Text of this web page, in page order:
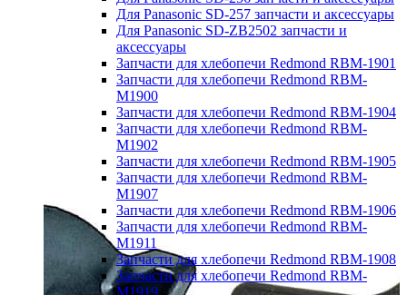
Для Panasonic SD-257 запчасти и аксессуары
Для Panasonic SD-ZB2502 запчасти и
аксессуары
Запчасти для хлебопечи Redmond RBM-1901
Запчасти для хлебопечи Redmond RBM-
M1900
Запчасти для хлебопечи Redmond RBM-1904
Запчасти для хлебопечи Redmond RBM-
M1902
Запчасти для хлебопечи Redmond RBM-1905
Запчасти для хлебопечи Redmond RBM-
M1907
Запчасти для хлебопечи Redmond RBM-1906
Запчасти для хлебопечи Redmond RBM-
M1911
Запчасти для хлебопечи Redmond RBM-1908
Запчасти для хлебопечи Redmond RBM-
M1919